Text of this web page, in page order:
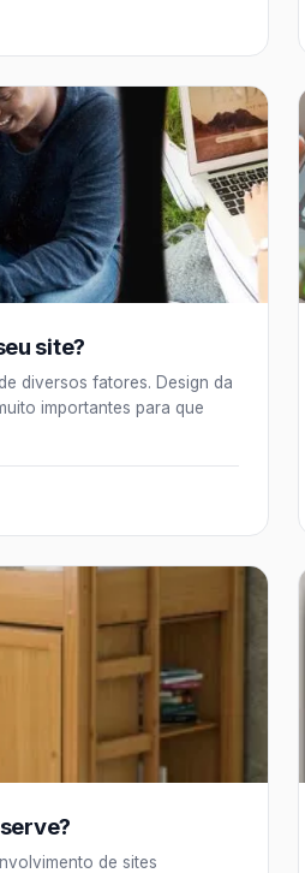
site?
diversos fatores. Design da
importantes para que
de sites